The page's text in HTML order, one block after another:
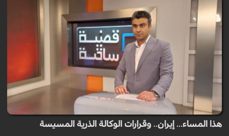
هذا المساء... إيران.. وقرارات الوكالة الذرية المسيسة